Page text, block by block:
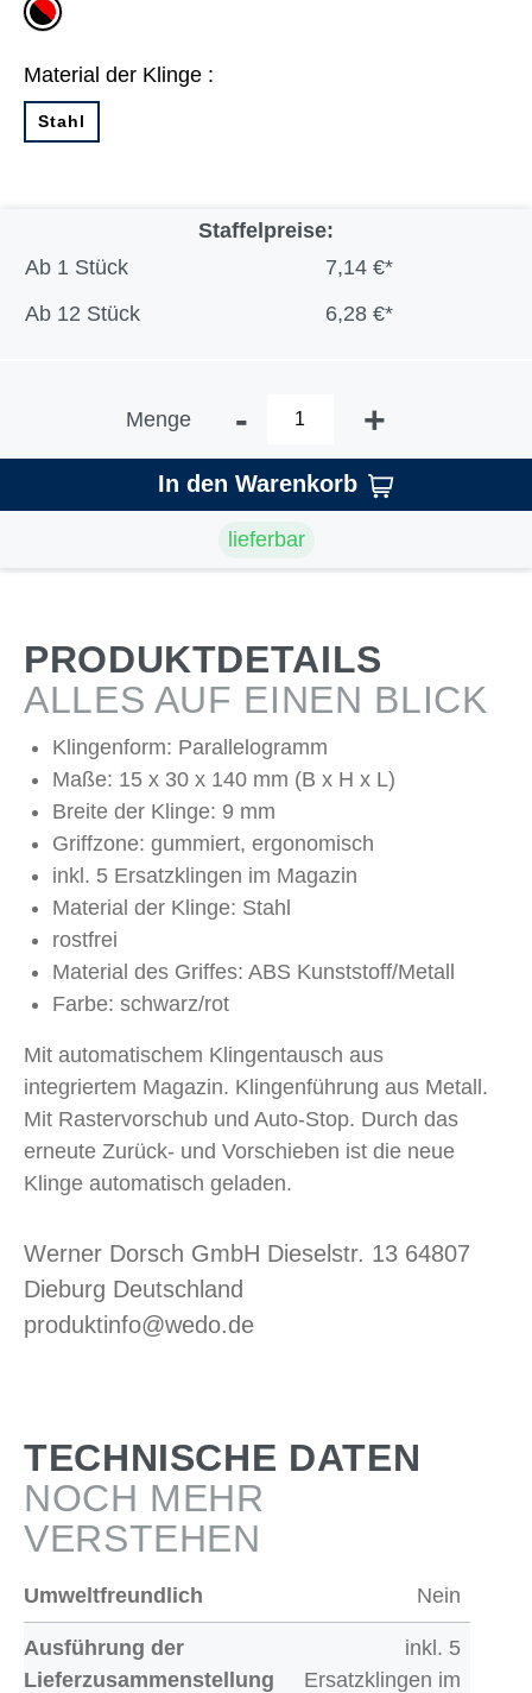
schwarz/rot
Material der Klinge :
Stahl
Staffelpreise:
Ab 1 Stück
7,14 €*
Ab 12 Stück 6,28 €*
Menge - +
In den Warenkorb
lieferbar
PRODUKTDETAILS
ALLES AUF EINEN BLICK
Klingenform: Parallelogramm
Maße: 15 x 30 x 140 mm (B x H x L)
Breite der Klinge: 9 mm
Griffzone: gummiert, ergonomisch
inkl. 5 Ersatzklingen im Magazin
Material der Klinge: Stahl
rostfrei
Material des Griffes: ABS Kunststoff/Metall
Farbe: schwarz/rot
Mit automatischem Klingentausch aus
integriertem Magazin. Klingenführung aus Metall.
Mit Rastervorschub und Auto-Stop. Durch das
erneute Zurück- und Vorschieben ist die neue
Klinge automatisch geladen.
Werner Dorsch GmbH Dieselstr. 13 64807
Dieburg Deutschland
produktinfo@wedo.de
TECHNISCHE DATEN
NOCH MEHR
VERSTEHEN
Umweltfreundlich Nein
Ausführung der
Lieferzusammenstellung
inkl. 5
Ersatzklingen im